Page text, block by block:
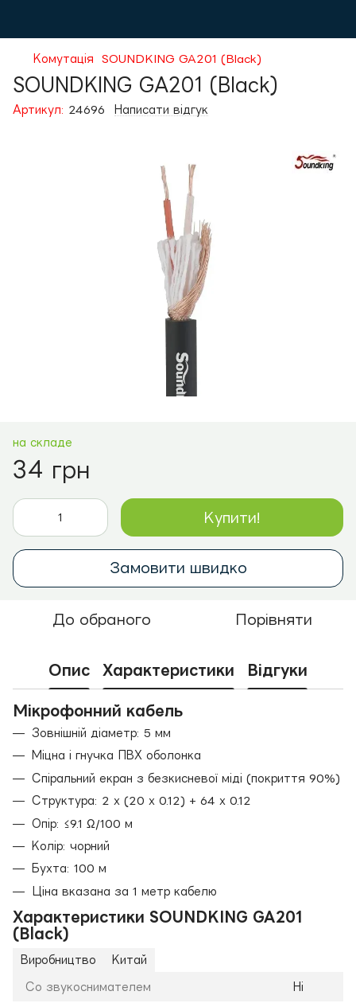
Комутація SOUNDKING GA201 (Black)
SOUNDKING GA201 (Black)
Артикул: 24696 Написати відгук
на складе
34 грн
Купити!
Замовити швидко
До обраного Порівняти
Опис Характеристики Відгуки
Мікрофонний кабель
Зовнішній діаметр: 5 мм
Міцна і гнучка ПВХ оболонка
Спіральний екран з безкисневої міді (покриття 90%)
Структура: 2 х (20 х 0.12) + 64 х 0.12
Опір: ≤9.1 Ω/100 м
Колір: чорний
Бухта: 100 м
Ціна вказана за 1 метр кабелю
Характеристики SOUNDKING GA201
(Black)
Виробництво Китай
Со звукоснимателем Ні